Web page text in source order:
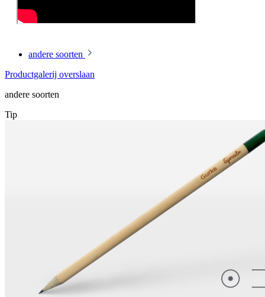
andere soorten
Productgalerij overslaan
andere soorten
Tip